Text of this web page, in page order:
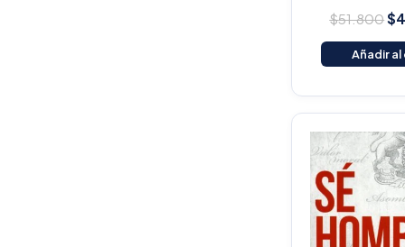
$51.800$
Añadir